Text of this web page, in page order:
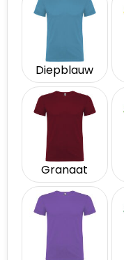
Diepblauw
Granaat